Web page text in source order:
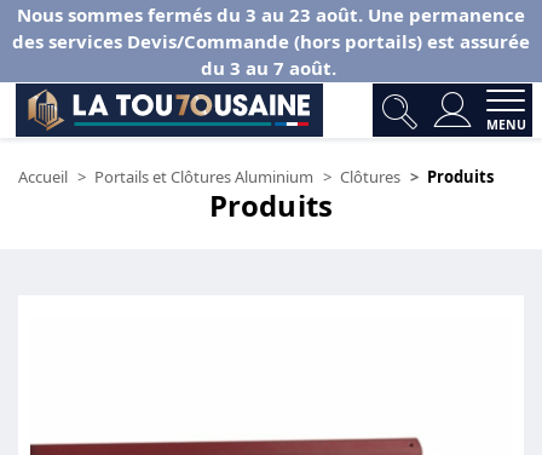
Nous sommes fermés du 3 au 23 août. Une permanence
des services Devis/Commande (hors portails) est assurée
du 3 au 7 août.
MENU
Accueil Portails et Clôtures Aluminium Clôtures Produits
Produits